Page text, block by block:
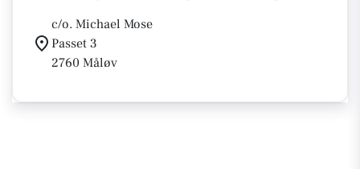
c/o. Michael Mose
Passet 3
2760 Måløv